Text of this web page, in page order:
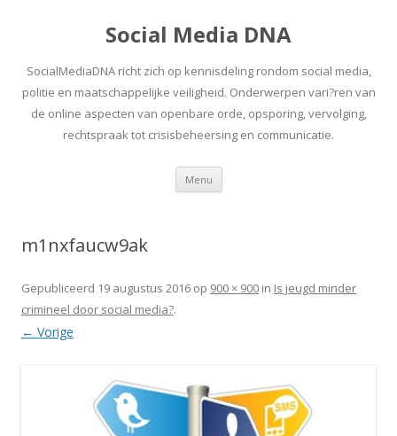
Social Media DNA
SocialMediaDNA richt zich op kennisdeling rondom social media,
politie en maatschappelijke veiligheid. Onderwerpen vari?ren van
de online aspecten van openbare orde, opsporing, vervolging,
rechtspraak tot crisisbeheersing en communicatie.
Menu Spring
inhoud
m1nxfaucw9ak
Gepubliceerd 19 augustus 2016 op 900 × 900 in Is jeugd minder
crimineel door social media?.
← Vorige